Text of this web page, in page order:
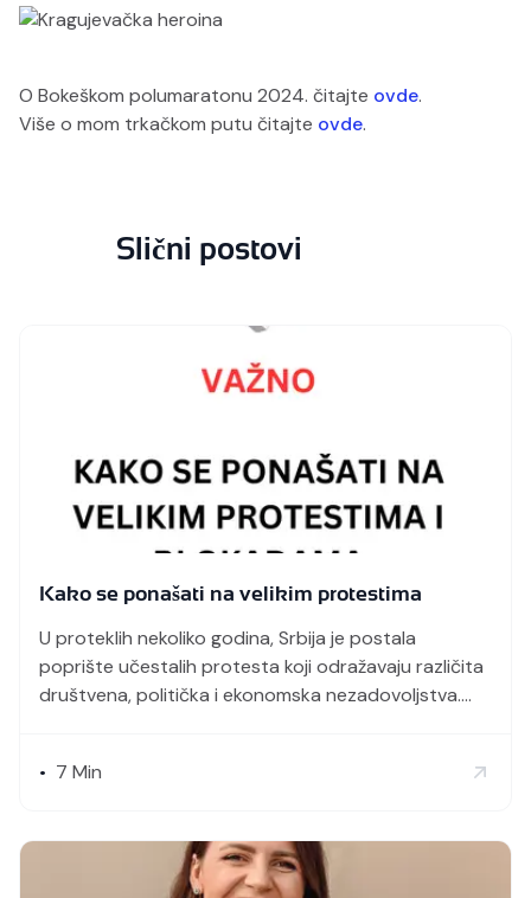
O Bokeškom polumaratonu 2024. čitajte ovde.
Više o mom trkačkom putu čitajte ovde.
Slični postovi
Kako se ponašati na velikim protestima
U proteklih nekoliko godina, Srbija je postala
poprište učestalih protesta koji odražavaju različita
društvena, politička i ekonomska nezadovoljstva.
nezadovoljstva. Kada se takvi protesti organizuju,
se izbegli incidenti i osigurala zaštita svih prisutnih.
• 7 Min